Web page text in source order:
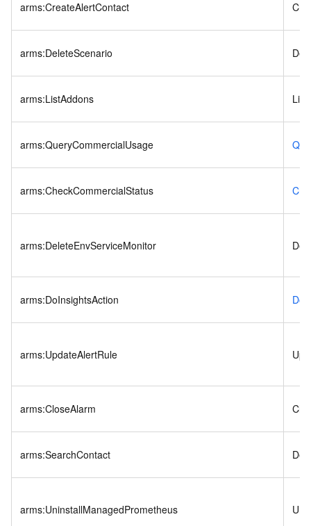
arms:CreateAlertContact
arms:DeleteScenario
arms:ListAddons
arms:QueryCommercialUsage
arms:CheckCommercialStatus
arms:DeleteEnvServiceMonitor
arms:DoInsightsAction
arms:UpdateAlertRule
arms:CloseAlarm
arms:SearchContact
arms:UninstallManagedPrometheus